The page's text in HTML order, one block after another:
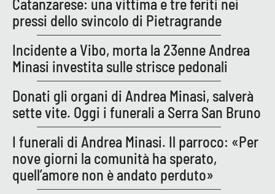
Good Morning Vietnam
Parchi Marini Calabria
Leggendo Alvaro insieme
Imprese Di Calabria
Le perfidie di Antonella Grippo
Catanzarese: una vittima e tre feriti nei
pressi dello svincolo di Pietragrande
Incidente a Vibo, morta la 23enne Andrea
Minasi investita sulle strisce pedonali
Donati gli organi di Andrea Minasi, salverà
sette vite. Oggi i funerali a Serra San Bruno
I funerali di Andrea Minasi. Il parroco: «Per
nove giorni la comunità ha sperato,
quell’amore non è andato perduto»